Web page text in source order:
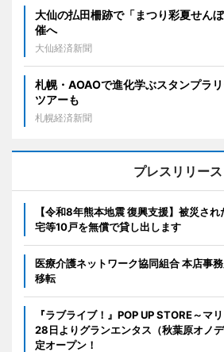
大仙の払田柵跡で「まつり彩夏せん
催へ
大仙経済新聞
札幌・AOAOで進化学ぶスタンプラ
ツアーも
札幌経済新聞
プレスリリース
【令和8年熊本地震 復興支援】被災さ
宅等10戸を無償で貸し出します
医療介護ネットワーク協同組合 本店事
移転
『ラブライブ！』POP UP STORE～マ
28日よりグランエンタス（秋葉原オノ
定オープン！